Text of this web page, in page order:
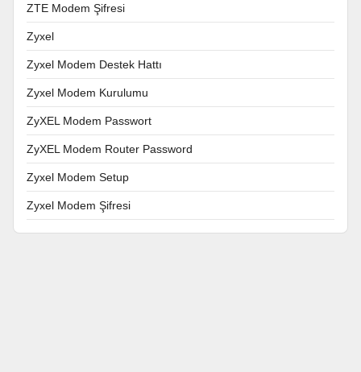
ZTE Modem Şifresi
Zyxel
Zyxel Modem Destek Hattı
Zyxel Modem Kurulumu
ZyXEL Modem Passwort
ZyXEL Modem Router Password
Zyxel Modem Setup
Zyxel Modem Şifresi